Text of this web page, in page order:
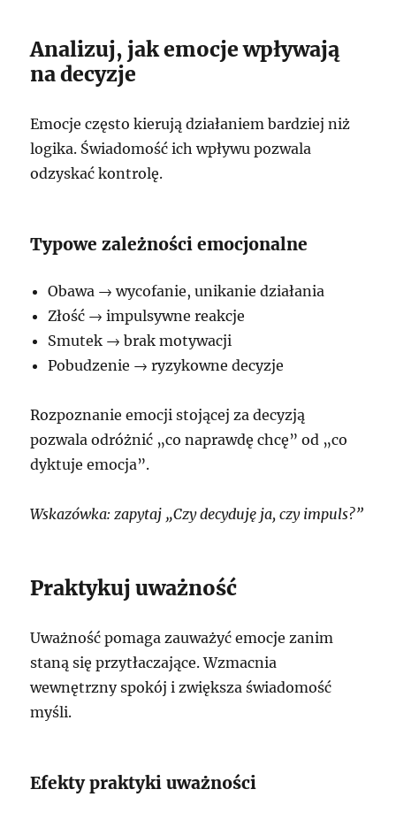
Analizuj, jak emocje wpływają
na decyzje
Emocje często kierują działaniem bardziej niż
logika. Świadomość ich wpływu pozwala
odzyskać kontrolę.
Typowe zależności emocjonalne
Obawa → wycofanie, unikanie działania
Złość → impulsywne reakcje
Smutek → brak motywacji
Pobudzenie → ryzykowne decyzje
Rozpoznanie emocji stojącej za decyzją
pozwala odróżnić „co naprawdę chcę” od „co
dyktuje emocja”.
Wskazówka: zapytaj „Czy decyduję ja, czy impuls?”
Praktykuj uważność
Uważność pomaga zauważyć emocje zanim
staną się przytłaczające. Wzmacnia
wewnętrzny spokój i zwiększa świadomość
myśli.
Efekty praktyki uważności